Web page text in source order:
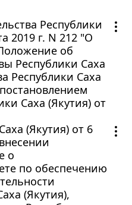
Республики
2019 г. N 212 "О
об
Республики Саха
Республики Саха
Саха (Якутия) от
(Якутия) от 6
о
по обеспечению
(Якутия),